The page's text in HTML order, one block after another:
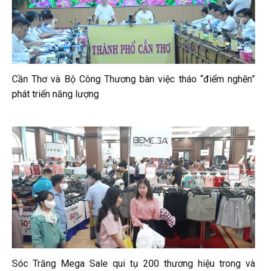
Cần Thơ và Bộ Công Thương bàn việc tháo “điểm nghẽn”
phát triển năng lượng
Sóc Trăng Mega Sale qui tụ 200 thương hiệu trong và